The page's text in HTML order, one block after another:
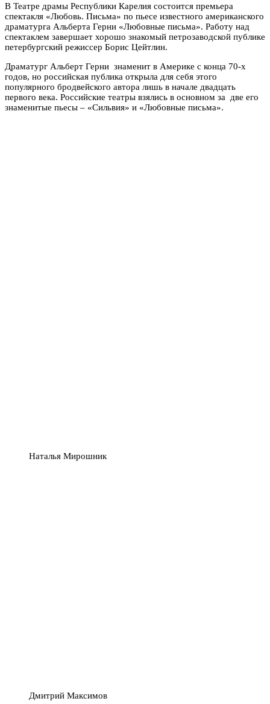
В Театре драмы Республики Карелия состоится премьера
спектакля «Любовь. Письма» по пьесе известного американского
драматурга Альберта Герни «Любовные письма». Работу над
спектаклем завершает хорошо знакомый петрозаводской публике
петербургский режиссер Борис Цейтлин.
Драматург Альберт Герни знаменит в Америке с конца 70-х
годов, но российская публика открыла для себя этого
популярного бродвейского автора лишь в начале двадцать
первого века. Российские театры взялись в основном за две его
знаменитые пьесы – «Сильвия» и «Любовные письма».
Наталья Мирошник
Дмитрий Максимов